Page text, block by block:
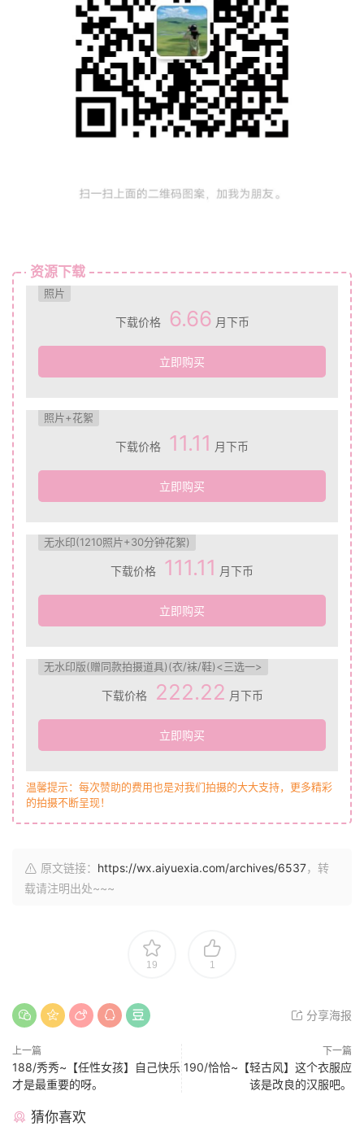
资源下载
照片
下载价格 6.66 月下币
立即购买
照片+花絮
下载价格 11.11 月下币
立即购买
无水印(1210照片+30分钟花絮)
下载价格 111.11 月下币
立即购买
无水印版(赠同款拍摄道具)(衣/袜/鞋)<三选一>
下载价格 222.22 月下币
立即购买
温馨提示：每次赞助的费用也是对我们拍摄的大大支持，更多精彩
的拍摄不断呈现！
原文链接： https://wx.aiyuexia.com/archives/6537，转
载请注明出处~~~
19 1
分享海报
上一篇
188/秀秀~【任性女孩】自己快乐
才是最重要的呀。
下一篇
190/恰恰~【轻古风】这个衣服应
该是改良的汉服吧。
猜你喜欢